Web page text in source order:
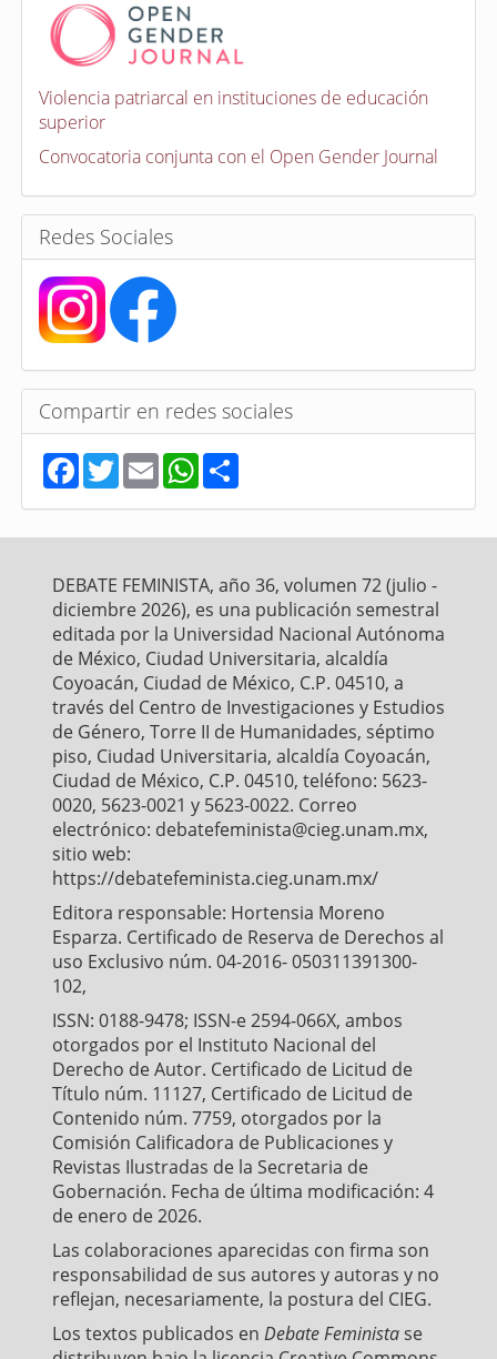
o
a
t
o
r
a
s
Violencia patriarcal en instituciones de educación
superior
Convocatoria conjunta con el Open Gender Journal
Redes Sociales
Compartir en redes sociales
F
a
c
e
b
k
T
w
t
t
E
m
a
i
l
W
h
a
t
s
p
S
h
r
e
DEBATE FEMINISTA, año 36, volumen 72 (julio -
diciembre 2026), es una publicación semestral
editada por la Universidad Nacional Autónoma
de México, Ciudad Universitaria, alcaldía
Coyoacán, Ciudad de México, C.P. 04510, a
través del Centro de Investigaciones y Estudios
de Género, Torre II de Humanidades, séptimo
piso, Ciudad Universitaria, alcaldía Coyoacán,
Ciudad de México, C.P. 04510, teléfono: 5623-
0020, 5623-0021 y 5623-0022. Correo
electrónico: debatefeminista@cieg.unam.mx,
sitio web:
https://debatefeminista.cieg.unam.mx/
Editora responsable: Hortensia Moreno
Esparza. Certificado de Reserva de Derechos al
uso Exclusivo núm. 04-2016- 050311391300-
102,
ISSN: 0188-9478; ISSN-e 2594-066X, ambos
otorgados por el Instituto Nacional del
Derecho de Autor. Certificado de Licitud de
Título núm. 11127, Certificado de Licitud de
Contenido núm. 7759, otorgados por la
Comisión Calificadora de Publicaciones y
Revistas Ilustradas de la Secretaria de
Gobernación. Fecha de última modificación: 4
de enero de 2026.
Las colaboraciones aparecidas con firma son
responsabilidad de sus autores y autoras y no
reflejan, necesariamente, la postura del CIEG.
Los textos publicados en Debate Feministase